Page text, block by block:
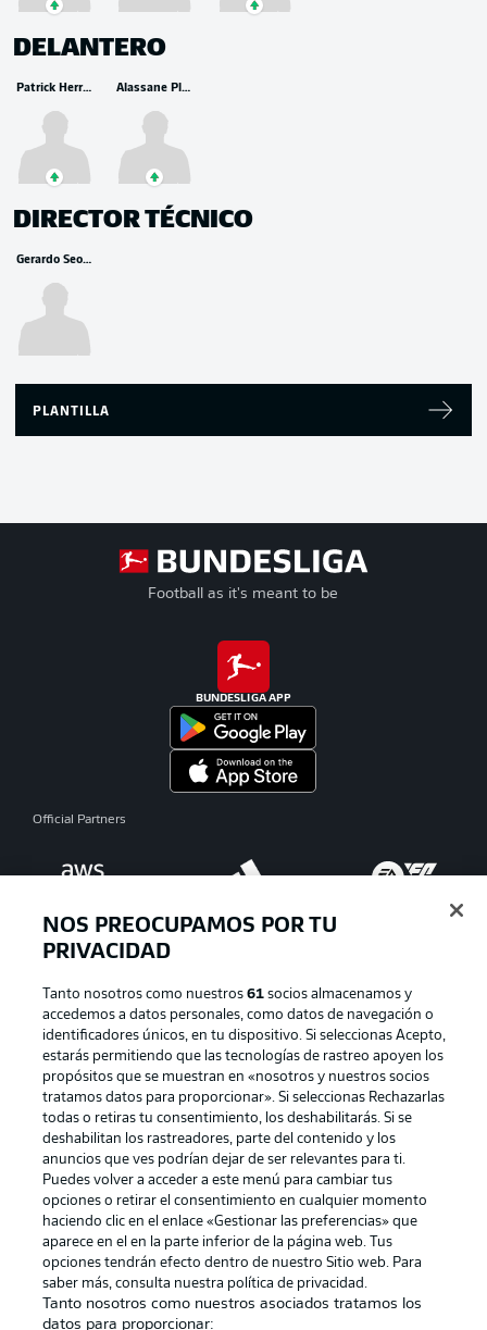
DELANTERO
Patrick Herrmann Alassane Pléa
DIRECTOR TÉCNICO
Gerardo Seoane
PLANTILLA
Football as it's meant to be
BUNDESLIGA APP
Official Partners
Publicidad Aviso legal
Gestionar las preferencias
Canales Trabajos
Jugadores Condiciones de uso
NOS PREOCUPAMOS POR TU
PRIVACIDAD
Tanto nosotros como nuestros 61socios almacenamos y
accedemos a datos personales, como datos de navegación o
identificadores únicos, en tu dispositivo. Si seleccionas Acepto,
estarás permitiendo que las tecnologías de rastreo apoyen los
propósitos que se muestran en «nosotros y nuestros socios
tratamos datos para proporcionar». Si seleccionas Rechazarlas
todas o retiras tu consentimiento, los deshabilitarás. Si se
deshabilitan los rastreadores, parte del contenido y los
anuncios que ves podrían dejar de ser relevantes para ti.
Puedes volver a acceder a este menú para cambiar tus
opciones o retirar el consentimiento en cualquier momento
haciendo clic en el enlace «Gestionar las preferencias» que
aparece en el en la parte inferior de la página web. Tus
opciones tendrán efecto dentro de nuestro Sitio web. Para
saber más, consulta nuestra política de privacidad.
Tanto nosotros como nuestros asociados tratamos los
datos para proporcionar: